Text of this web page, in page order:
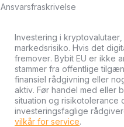
Ansvarsfraskrivelse
Investering i
markedsrisiko. Hvis det
fremover. Bybit EU er ikke
stammer fra offentlige
finansiel rådgivning eller
aktiv. Før handel med eller
situation og
investeringsfaglige
vilkår for service.